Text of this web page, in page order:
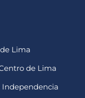
Lima
de Lima
Independencia